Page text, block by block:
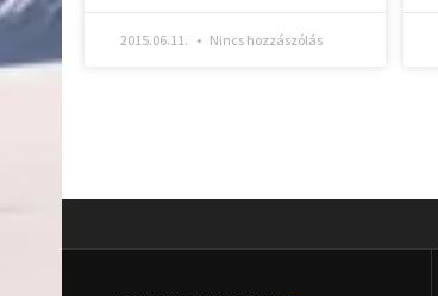
2015.06.11. Nincs hozzászólás